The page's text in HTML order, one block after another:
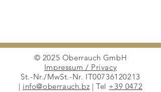
© 2025 Oberrauch GmbH
Impressum / Privacy
St.-Nr./MwSt.-Nr. IT00736120213
| info@oberrauch.bz | Tel +39 0472